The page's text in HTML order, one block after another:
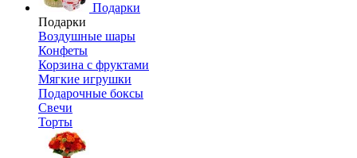
Подарки
Подарки
Воздушные шары
Конфеты
Корзина с фруктами
Мягкие игрушки
Подарочные боксы
Свечи
Торты